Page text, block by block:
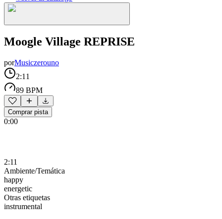
Moogle Village REPRISE
porMusiczerouno
2:11
89 BPM
Comprar pista
0:00
2:11
Ambiente/Temática
happy
energetic
Otras etiquetas
instrumental